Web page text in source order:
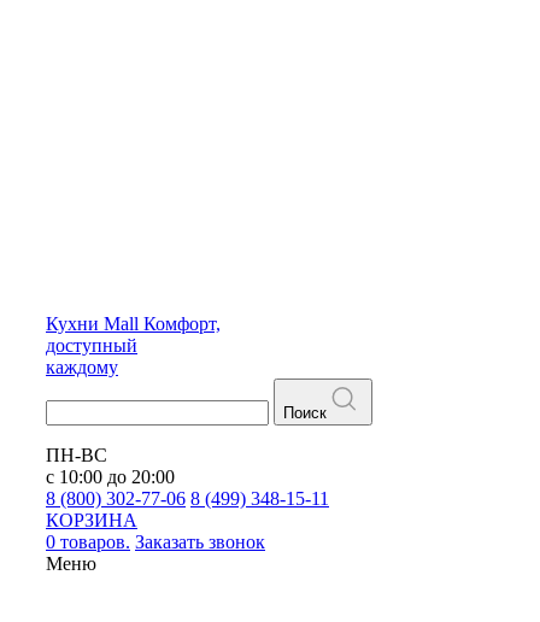
Кухни Mall Комфорт,
доступный
каждому
Поиск
ПН-ВС
с 10:00 до 20:00
8 (800) 302-77-06 8 (499) 348-15-11
КОРЗИНА
0 товаров. Заказать звонок
Меню